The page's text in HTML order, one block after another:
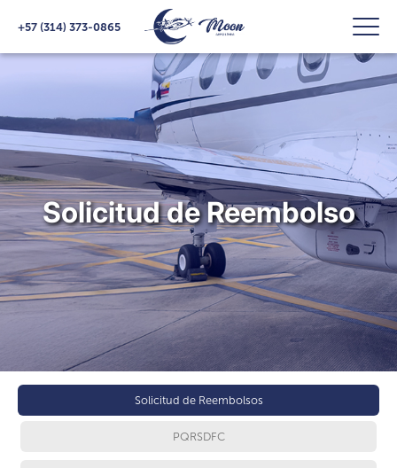
+57 (314) 373-0865
Solicitud de Reembolso
Solicitud de Reembolsos
PQRSDFC